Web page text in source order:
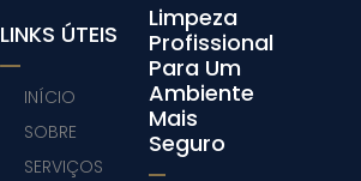
Limpeza
Profissional
Para Um
Ambiente
Mais
Seguro
LINKS ÚTEIS
INÍCIO
SOBRE
SERVIÇOS